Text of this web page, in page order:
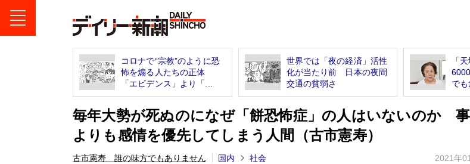
コロナで“宗教”のように恐
怖を煽る人たちの正体
「エビデンス」より「...
世界では「夜の経済」活性
化が当たり前 日本の夜間
交通の貧弱さ
「
でも
毎年大勢が死ぬのになぜ「餅恐怖症」の人はいないのか
よりも感情を優先してしまう人間（古市憲寿）
古市憲寿 誰の味方でもありません 国内 社会 2021年